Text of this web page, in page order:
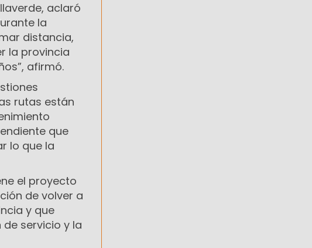
aclaró
la
distancia,
la provincia
afirmó.
rutas están
que
lo que la
el proyecto
de volver a
y que
servicio y la